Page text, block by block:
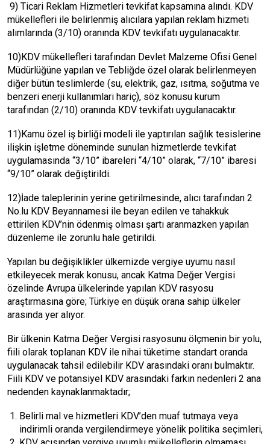
9) Ticari Reklam Hizmetleri tevkifat kapsamına alındı. KDV
mükellefleri ile belirlenmiş alıcılara yapılan reklam hizmeti
alımlarında (3/10) oranında KDV tevkifatı uygulanacaktır.
10)KDV mükellefleri tarafından Devlet Malzeme Ofisi Genel
Müdürlüğüne yapılan ve Tebliğde özel olarak belirlenmeyen
diğer bütün teslimlerde (su, elektrik, gaz, ısıtma, soğutma ve
benzeri enerji kullanımları hariç), söz konusu kurum
tarafından (2/10) oranında KDV tevkifatı uygulanacaktır.
11)Kamu özel iş birliği modeli ile yaptırılan sağlık tesislerine
ilişkin işletme döneminde sunulan hizmetlerde tevkifat
uygulamasında “3/10” ibareleri “4/10” olarak, “7/10” ibaresi
“9/10” olarak değiştirildi.
12)İade taleplerinin yerine getirilmesinde, alıcı tarafından 2
No.lu KDV Beyannamesi ile beyan edilen ve tahakkuk
ettirilen KDV’nin ödenmiş olması şartı aranmazken yapılan
düzenleme ile zorunlu hale getirildi.
Yapılan bu değişiklikler ülkemizde vergiye uyumu nasıl
etkileyecek merak konusu, ancak Katma Değer Vergisi
özelinde Avrupa ülkelerinde yapılan KDV rasyosu
araştırmasına göre; Türkiye en düşük orana sahip ülkeler
arasında yer alıyor.
Bir ülkenin Katma Değer Vergisi rasyosunu ölçmenin bir yolu,
fiili olarak toplanan KDV ile nihai tüketime standart oranda
uygulanacak tahsil edilebilir KDV arasındaki oranı bulmaktır.
Fiili KDV ve potansiyel KDV arasındaki farkın nedenleri 2 ana
nedenden kaynaklanmaktadır;
Belirli mal ve hizmetleri KDV’den muaf tutmaya veya
indirimli oranda vergilendirmeye yönelik politika seçimleri,